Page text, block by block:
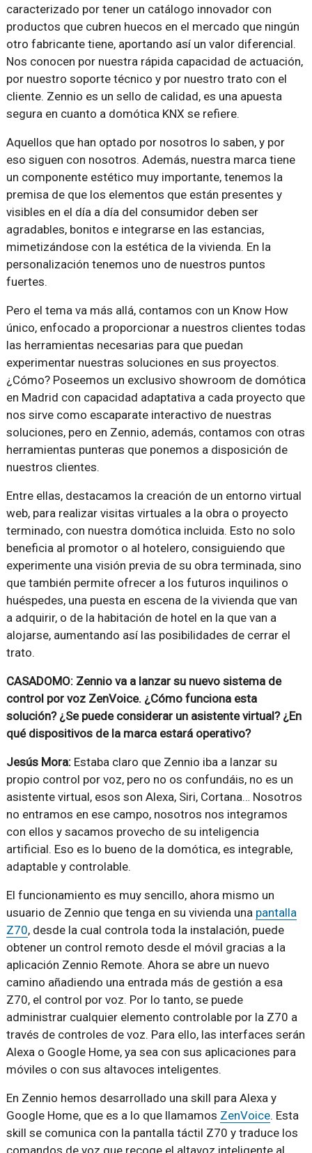
caracterizado por tener un catálogo innovador con
productos que cubren huecos en el mercado que ningún
otro fabricante tiene, aportando así un valor diferencial.
Nos conocen por nuestra rápida capacidad de actuación,
por nuestro soporte técnico y por nuestro trato con el
cliente. Zennio es un sello de calidad, es una apuesta
segura en cuanto a domótica KNX se refiere.
Aquellos que han optado por nosotros lo saben, y por
eso siguen con nosotros. Además, nuestra marca tiene
un componente estético muy importante, tenemos la
premisa de que los elementos que están presentes y
visibles en el día a día del consumidor deben ser
agradables, bonitos e integrarse en las estancias,
mimetizándose con la estética de la vivienda. En la
personalización tenemos uno de nuestros puntos
fuertes.
Pero el tema va más allá, contamos con un Know How
único, enfocado a proporcionar a nuestros clientes todas
las herramientas necesarias para que puedan
experimentar nuestras soluciones en sus proyectos.
¿Cómo? Poseemos un exclusivo showroom de domótica
en Madrid con capacidad adaptativa a cada proyecto que
nos sirve como escaparate interactivo de nuestras
soluciones, pero en Zennio, además, contamos con otras
herramientas punteras que ponemos a disposición de
nuestros clientes.
Entre ellas, destacamos la creación de un entorno virtual
web, para realizar visitas virtuales a la obra o proyecto
terminado, con nuestra domótica incluida. Esto no solo
beneficia al promotor o al hotelero, consiguiendo que
experimente una visión previa de su obra terminada, sino
que también permite ofrecer a los futuros inquilinos o
huéspedes, una puesta en escena de la vivienda que van
a adquirir, o de la habitación de hotel en la que van a
alojarse, aumentando así las posibilidades de cerrar el
trato.
CASADOMO: Zennio va a lanzar su nuevo sistema de
control por voz ZenVoice. ¿Cómo funciona esta
solución? ¿Se puede considerar un asistente virtual? ¿En
qué dispositivos de la marca estará operativo?
Jesús Mora:Estaba claro que Zennio iba a lanzar su
propio control por voz, pero no os confundáis, no es un
asistente virtual, esos son Alexa, Siri, Cortana… Nosotros
no entramos en ese campo, nosotros nos integramos
con ellos y sacamos provecho de su inteligencia
artificial. Eso es lo bueno de la domótica, es integrable,
adaptable y controlable.
El funcionamiento es muy sencillo, ahora mismo un
usuario de Zennio que tenga en su vivienda una pantalla
Z70, desde la cual controla toda la instalación, puede
obtener un control remoto desde el móvil gracias a la
aplicación Zennio Remote. Ahora se abre un nuevo
camino añadiendo una entrada más de gestión a esa
Z70, el control por voz. Por lo tanto, se puede
administrar cualquier elemento controlable por la Z70 a
través de controles de voz. Para ello, las interfaces serán
Alexa o Google Home, ya sea con sus aplicaciones para
móviles o con sus altavoces inteligentes.
En Zennio hemos desarrollado una skill para Alexa y
Google Home, que es a lo que llamamos ZenVoice. Esta
skill se comunica con la pantalla táctil Z70 y traduce los